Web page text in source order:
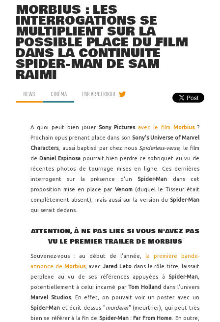
MORBIUS : LES
INTERROGATIONS SE
MULTIPLIENT SUR LA
POSSIBLE PLACE DU FILM
DANS LA CONTINUITÉ
SPIDER-MAN DE SAM
RAIMI
NEWS CINÉMA PARARNO KIKOO
A quoi peut bien jouer Sony Pictures avec le filmMorbius ?
Prochain opus prenant place dans son Sony's Universe of Marvel
Characters, aussi baptisé par chez nous Spiderless-verse, le film
de Daniel Espinosa pourrait bien perdre ce sobriquet au vu de
récentes photos de tournage mises en ligne. Ces dernières
interrogent sur la présence d'un Spider-Man
dans cet
proposition mise en place par Venom (duquel le Tisseur était
complètement absent), mais aussi sur la version du Spider-Man
qui serait dedans.
ATTENTION, À NE PAS LIRE SI VOUS N'AVEZ PAS
VU LE PREMIER TRAILER DE MORBIUS
Souvenez-vous : au début de l'année,
la première bande-
annonce de Morbius, avecJared Leto dans le rôle titre, laissait
perplexe au vu de ses références appuyées à Spider-Man
potentiellement à celui incarné par Tom Holland dans l'univers
Marvel Studios. En effet, on pouvait voir un poster avec un
Spider-Man et écrit dessus "murderer" (meurtrier), qui peut très
bien se référer à la fin de Spider-Man : Far From Home . En outre,